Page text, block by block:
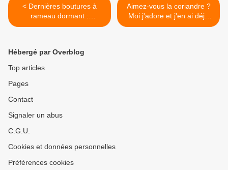
< Dernières boutures à
rameau dormant :
hormones ou pas
Aimez-vous la coriandre ?
Moi j'adore et j'en ai déjà
semé ! >
Hébergé par Overblog
Top articles
Pages
Contact
Signaler un abus
C.G.U.
Cookies et données personnelles
Préférences cookies